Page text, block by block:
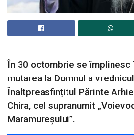
În 30 octombrie se împlinesc
mutarea la Domnul a
Înaltpreasfințitul Părinte
Chira, cel supranumit
Maramureșului”.